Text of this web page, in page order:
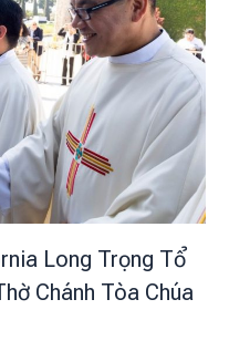
Long Trọng Tổ
Chánh Tòa Chúa